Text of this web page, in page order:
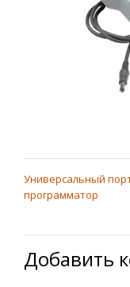
НАВИГАЦИЯ
ЗАПИСЯМ
Универсальный
программатор
Добавить